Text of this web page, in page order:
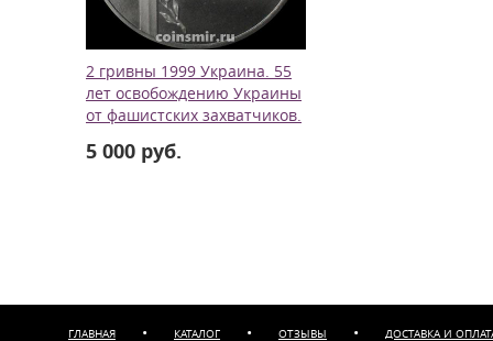
2 гривны 1999 Украина. 55
лет освобождению Украины
от фашистских захватчиков.
5 000 руб.
ГЛАВНАЯ • КАТАЛОГ • ОТЗЫВЫ • ДОСТАВКА И